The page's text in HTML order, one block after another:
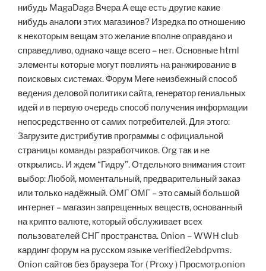
нибудь MagaDaga Вчера А еще есть другие какие
нибудь аналоги этих магазинов? Изредка по отношению
к некоторым вещам это желание вполне оправдано и
справедливо, однако чаще всего – нет. Основные html
элементы которые могут повлиять на ранжирование в
поисковых системах. Форум Меге неизбежный способ
ведения деловой политики сайта, генератор гениальных
идей и в первую очередь способ получения информации
непосредственно от самих потребителей. Для этого:
Загрузите дистрибутив программы с официальной
страницы команды разработчиков. Org так и не
открылись. И ждем “Гидру”. Отдельного внимания стоит
выбор: Любой, моментальный, предварительный заказ
или только надёжный. ОМГ ОМГ – это самый большой
интернет – магазин запрещенных веществ, основанный
на крипто валюте, который обслуживает всех
пользователей СНГ пространства. Onion – WWH club
кардинг форум на русском языке verified2ebdpvms.
Onion сайтов без браузера Tor ( Proxy ) Просмотр.onion